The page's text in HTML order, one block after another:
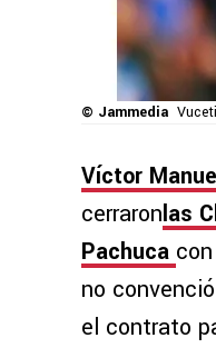
© Jammedia
Víctor
cerraronlas
Pachuca
no
el contrato